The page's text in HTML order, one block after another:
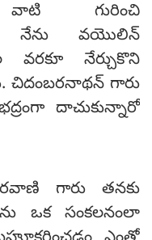
గురించి
– నేను వయొలిన్
వరకూ నేర్చుకొని
చిదంబరనాథన్ గారు
దాచుకున్నారో
గారు తనకు
ఒక సంకలనంలా